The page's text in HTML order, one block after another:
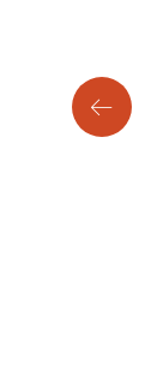
9:30 a.m. ET